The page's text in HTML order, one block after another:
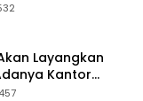
Layangkan
Kantor
457